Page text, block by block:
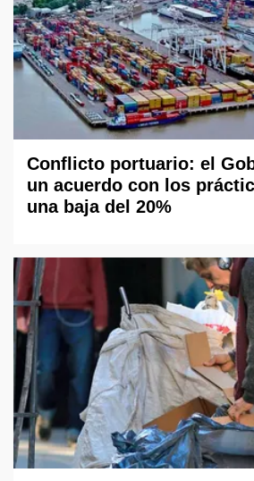
Conflicto portuario: el
un acuerdo con los
una baja del 20%